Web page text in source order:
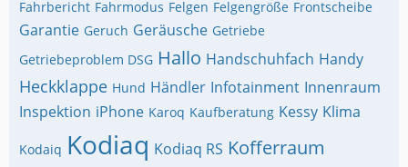
Fahrbericht Fahrmodus Felgen Felgengröße Frontscheibe
Garantie Geruch Geräusche Getriebe
Getriebeproblem DSG Hallo Handschuhfach Handy
Heckklappe Hund Händler Infotainment Innenraum
Inspektion iPhone Karoq Kaufberatung Kessy Klima
Kodaiq Kodiaq Kodiaq RS Kofferraum